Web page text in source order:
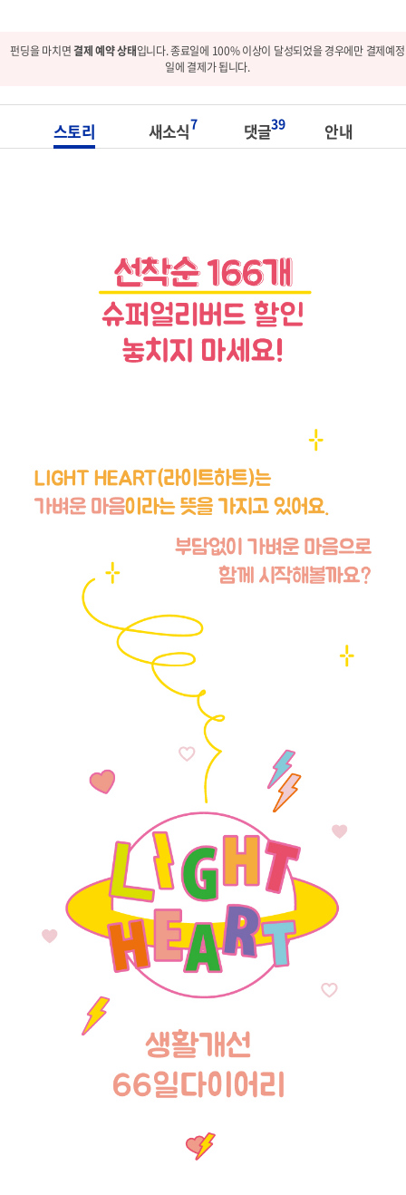
펀딩을 마치면결제 예약 상태입니다. 종료일에 100% 이상이 달성되었을 경우에만 결제예정
일에 결제가 됩니다.
스토리 새소식7 댓글39 안내